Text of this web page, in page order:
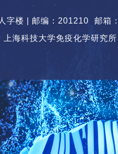
字楼 | 邮编：201210
邮箱
海科技大学免疫化学研究所